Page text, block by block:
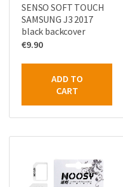
SENSO SOFT TOUCH
SAMSUNG J3 2017
black backcover
€9.90
ADD TO
CART